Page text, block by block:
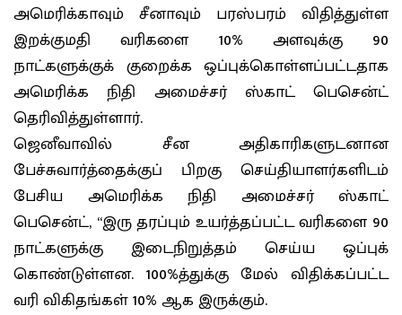
அமெரிக்காவும் சீனாவும் பரஸ்பரம் விதித்துள்ள
இறக்குமதி வரிகளை 10% அளவுக்கு 90
நாட்களுக்குக் குறைக்க ஒப்புக்கொள்ளப்பட்டதாக
அமெரிக்க நிதி அமைச்சர் ஸ்காட் பெசென்ட்
தெரிவித்துள்ளார்.
ஜெனீவாவில் சீன அதிகாரிகளுடனான
பேச்சுவார்த்தைக்குப் பிறகு செய்தியாளர்களிடம்
பேசிய அமெரிக்க நிதி அமைச்சர் ஸ்காட்
பெசென்ட், “இரு தரப்பும் உயர்த்தப்பட்ட வரிகளை 90
நாட்களுக்கு இடைநிறுத்தம் செய்ய ஒப்புக்
கொண்டுள்ளன. 100%த்துக்கு மேல் விதிக்கப்பட்ட
வரி விகிதங்கள் 10% ஆக இருக்கும்.